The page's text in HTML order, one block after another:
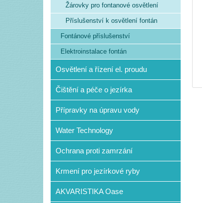
Žárovky pro fontanové osvětlení
Příslušenství k osvětlení fontán
Fontánové příslušenství
Elektroinstalace fontán
Osvětlení a řízení el. proudu
Čištění a péče o jezírka
Přípravky na úpravu vody
Water Technology
Ochrana proti zamrzání
Krmení pro jezírkové ryby
AKVARISTIKA Oase